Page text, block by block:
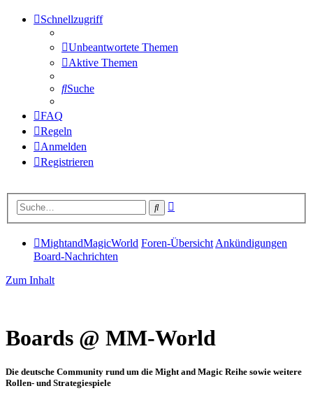
Schnellzugriff
Unbeantwortete Themen
Aktive Themen
Suche
FAQ
Regeln
Anmelden
Registrieren
Suche
MightandMagicWorld Foren-Übersicht Ankündigungen
Board-Nachrichten
Zum Inhalt
Boards @ MM-World
Die deutsche Community rund um die Might and Magic Reihe sowie weitere
Rollen- und Strategiespiele